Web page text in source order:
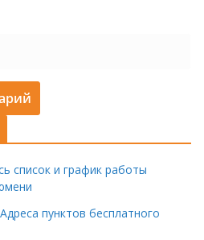
список и график работы
пунктов бесплатного